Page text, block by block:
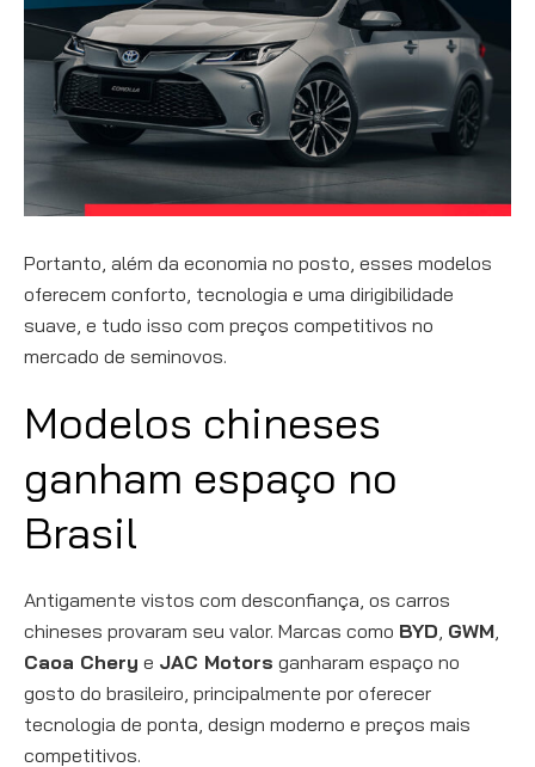
Portanto, além da economia no posto, esses modelos
oferecem conforto, tecnologia e uma dirigibilidade
suave, e tudo isso com preços competitivos no
mercado de seminovos.
Modelos chineses
ganham espaço no
Brasil
Antigamente vistos com desconfiança, os carros
chineses provaram seu valor. Marcas como BYD, GWM,
Caoa Chery e JAC Motors ganharam espaço no
gosto do brasileiro, principalmente por oferecer
tecnologia de ponta, design moderno e preços mais
competitivos.